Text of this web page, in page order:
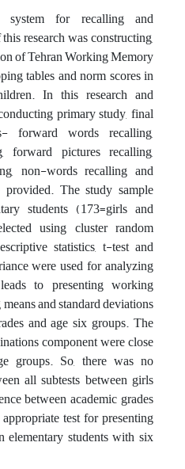
for recalling and
research was constructing,
of Tehran Working Memory
tables and norm scores in
In this research and
primary study, final
forward words recalling,
forward pictures recalling,
non-words recalling and
The study sample
students (173=girls and
using cluster random
statistics, t-test and
were used for analyzing
to presenting working
and standard deviations
and age six groups. The
component were close
groups. So, there was no
all subtests between girls
between academic grades
test for presenting
students with six